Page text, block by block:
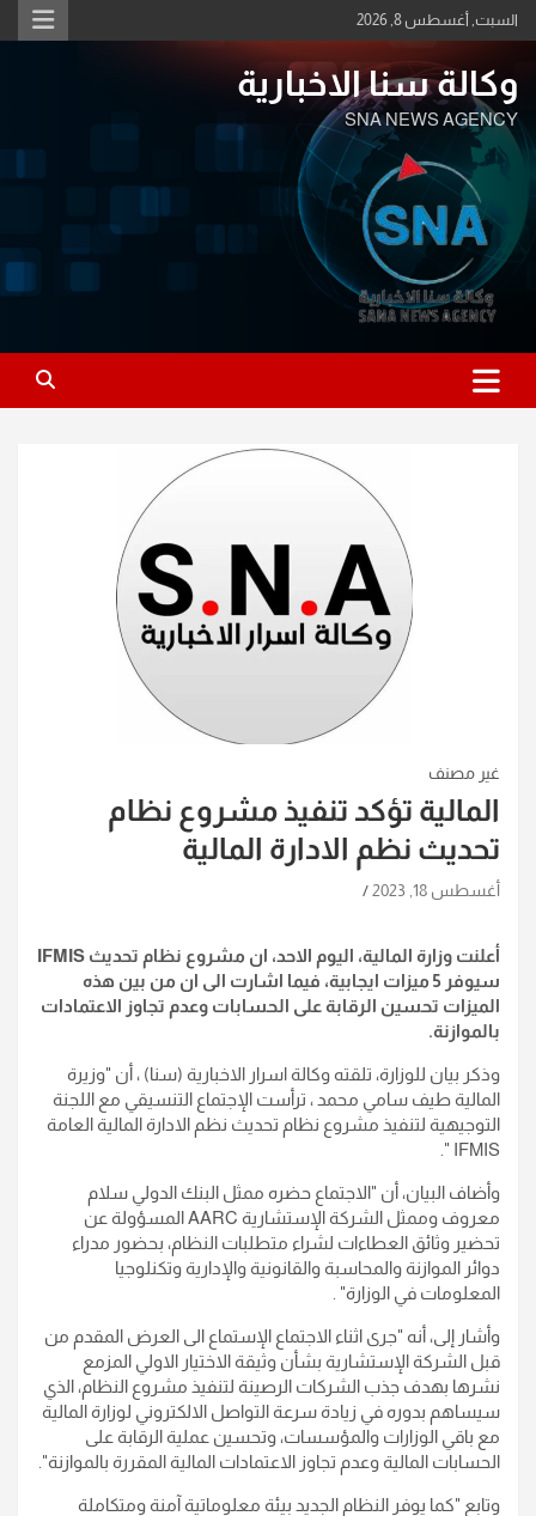
Skip
to
السبت, أغسطس 8, 2026
وكالة سنا الاخبارية
SNA NEWS AGENCY
غير مصنف
المالية تؤكد تنفيذ مشروع نظام
تحديث نظم الادارة المالية
أغسطس 18, 2023
أعلنت وزارة المالية، اليوم الاحد، ان مشروع نظام تحديث IFMIS
سيوفر 5 ميزات ايجابية، فيما اشارت الى ان من بين هذه
الميزات تحسين الرقابة على الحسابات وعدم تجاوز الاعتمادات
بالموازنة.
وذكر بيان للوزارة، تلقته وكالة اسرار الاخبارية (سنا) ، أن "وزيرة
المالية طيف سامي محمد ، ترأست الإجتماع التنسيقي مع اللجنة
التوجيهية لتنفيذ مشروع نظام تحديث نظم الادارة المالية العامة
IFMIS ".
وأضاف البيان، أن "الاجتماع حضره ممثل البنك الدولي سلام
معروف وممثل الشركة الإستشارية AARC المسؤولة عن
تحضير وثائق العطاءات لشراء متطلبات النظام، بحضور مدراء
دوائر الموازنة والمحاسبة والقانونية والإدارية وتكنلوجيا
المعلومات في الوزارة" .
وأشار إلى، أنه "جرى اثناء الاجتماع الإستماع الى العرض المقدم من
قبل الشركة الإستشارية بشأن وثيقة الاختيار الاولي المزمع
نشرها بهدف جذب الشركات الرصينة لتنفيذ مشروع النظام، الذي
سيساهم بدوره في زيادة سرعة التواصل الالكتروني لوزارة المالية
مع باقي الوزارات والمؤسسات، وتحسين عملية الرقابة على
الحسابات المالية وعدم تجاوز الاعتمادات المالية المقررة بالموازنة".
وتابع "كما يوفر النظام الجديد بيئة معلوماتية آمنة ومتكاملة